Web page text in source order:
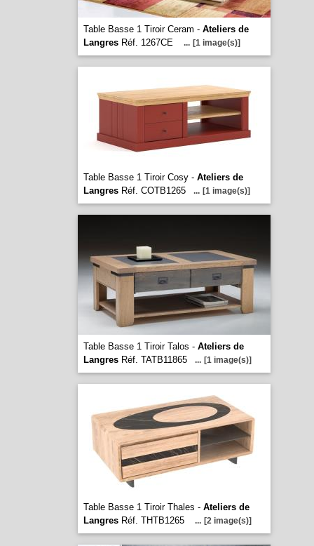
Table Basse 1 Tiroir Ceram - Ateliers de
LangresRéf. 1267CE ... [1 image(s)]
Table Basse 1 Tiroir Cosy - Ateliers de
LangresRéf. COTB1265 ... [1 image(s)]
Table Basse 1 Tiroir Talos - Ateliers de
LangresRéf. TATB11865 ... [1 image(s)]
Table Basse 1 Tiroir Thales - Ateliers de
LangresRéf. THTB1265 ... [2 image(s)]